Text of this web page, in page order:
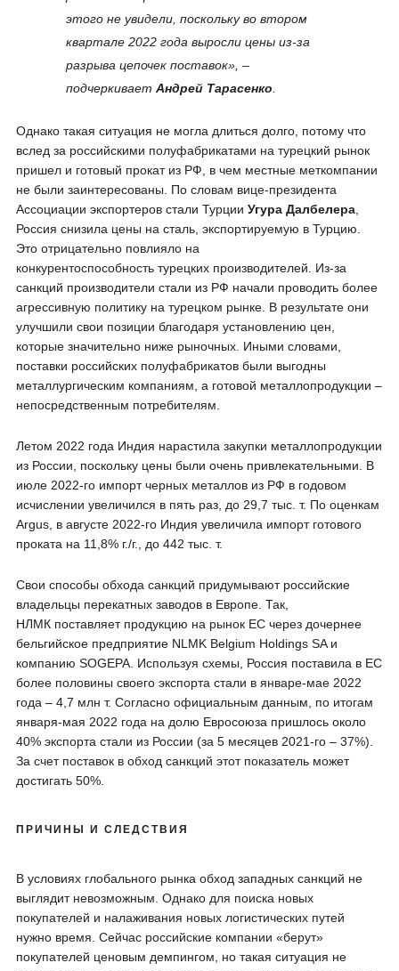
этого не увидели, поскольку во втором
квартале 2022 года выросли цены из-за
разрыва цепочек поставок», –
подчеркивает Андрей Тарасенко
Однако такая ситуация не могла длиться долго, потому что
вслед за российскими полуфабрикатами на турецкий рынок
пришел и готовый прокат из РФ, в чем местные меткомпании
не были заинтересованы. По словам вице-президента
Ассоциации экспортеров стали Турции Угура Далбелера,
Россия снизила цены на сталь, экспортируемую в Турцию.
Это отрицательно повлияло на
конкурентоспособность турецких производителей. Из-за
санкций производители стали из РФ начали проводить более
агрессивную политику на турецком рынке. В результате они
улучшили свои позиции благодаря установлению цен,
которые значительно ниже рыночных. Иными словами,
поставки российских полуфабрикатов были выгодны
металлургическим компаниям, а готовой металлопродукции –
непосредственным потребителям.
Летом 2022 года Индия нарастила закупки металлопродукции
из России, поскольку цены были очень привлекательными. В
июле 2022-го импорт черных металлов из РФ в годовом
исчислении увеличился в пять раз, до 29,7 тыс. т. По оценкам
Argus, в августе 2022-го Индия увеличила импорт готового
проката на 11,8% г./г., до 442 тыс. т.
Свои способы обхода санкций придумывают российские
владельцы перекатных заводов в Европе. Так,
НЛМК поставляет продукцию на рынок ЕС через дочернее
бельгийское предприятие NLMK Belgium Holdings SA и
компанию SOGEPA. Используя схемы, Россия поставила в ЕС
более половины своего экспорта стали в январе-мае 2022
года – 4,7 млн т. Согласно официальным данным, по итогам
января-мая 2022 года на долю Евросоюза пришлось около
40% экспорта стали из России (за 5 месяцев 2021-го – 37%).
За счет поставок в обход санкций этот показатель может
достигать 50%.
ПРИЧИНЫ И СЛЕДСТВИЯ
В условиях глобального рынка обход западных санкций не
выглядит невозможным. Однако для поиска новых
покупателей и налаживания новых логистических путей
нужно время. Сейчас российские компании «берут»
покупателей ценовым демпингом, но такая ситуация не